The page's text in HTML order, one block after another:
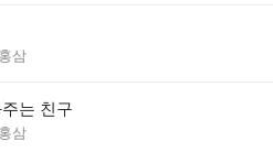
삼
는 친구
삼